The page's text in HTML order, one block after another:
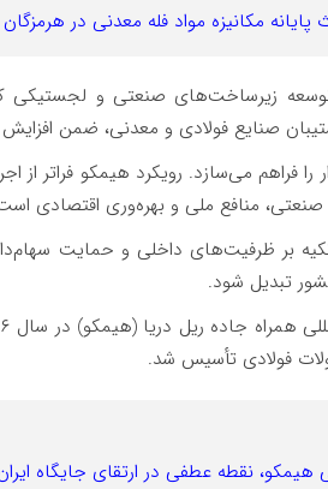
مکانیزه مواد فله معدنی در هرمزگان
زیرساخت‌های صنعتی و لجستیکی
صنایع فولادی و معدنی، ضمن
فراهم می‌سازد. رویکرد هیمکو فراتر
صنعتی، منافع ملی و بهره‌وری اقتصادی
بر ظرفیت‌های داخلی و حمایت
تبدیل شود.
فولادی تأسیس شد.
هیمکو، نقطه عطفی در ارتقای جایگاه